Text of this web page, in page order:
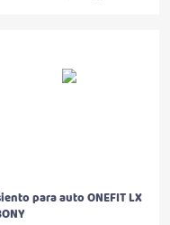
para auto ONEFIT LX